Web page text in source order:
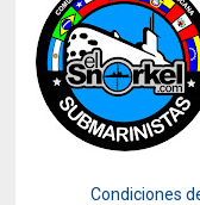
Condiciones